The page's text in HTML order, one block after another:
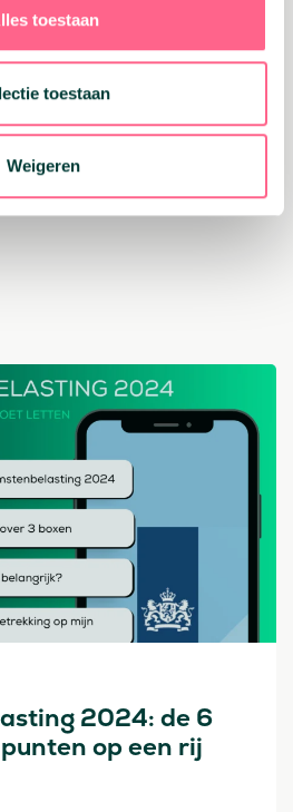
toestaan
toestaan
Weigeren
lening aanvraag
Facebook
X EmailWhatsApp
naar overzicht
2024: de 6
op een rij